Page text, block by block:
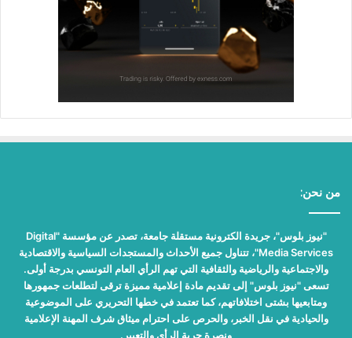
من نحن:
"نيوز بلوس"، جريدة الكترونية مستقلة جامعة، تصدر عن مؤسسة "Digital
Media Services"، تتناول جميع الأحداث والمستجدات السياسية والاقتصادية
والاجتماعية والرياضية والثقافية التي تهم الرأي العام التونسي بدرجة أولى.
تسعى "نيوز بلوس" إلى تقديم مادة إعلامية مميزة ترقى لتطلعات جمهورها
ومتابعيها بشتى اختلافاتهم، كما تعتمد في خطها التحريري على الموضوعية
والحيادية في نقل الخبر، والحرص على احترام ميثاق شرف المهنة الإعلامية
ونصرة حرية الرأي والتعبير.